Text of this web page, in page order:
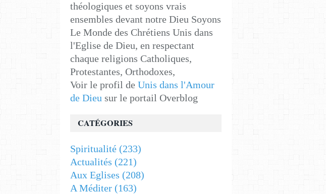
théologiques et soyons vrais
ensembles devant notre Dieu Soyons
Le Monde des Chrétiens Unis dans
l'Eglise de Dieu, en respectant
chaque religions Catholiques,
Protestantes, Orthodoxes,
Voir le profil de Unis dans l'Amour
de Dieu sur le portail Overblog
CATÉGORIES
Spiritualité (233)
Actualités (221)
Aux Eglises (208)
A Méditer (163)